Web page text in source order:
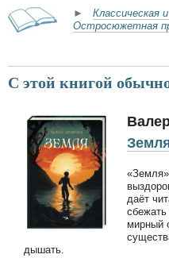
► Классическая
Остросюжетная
С этой книгой
даёт
мирный
дышать.